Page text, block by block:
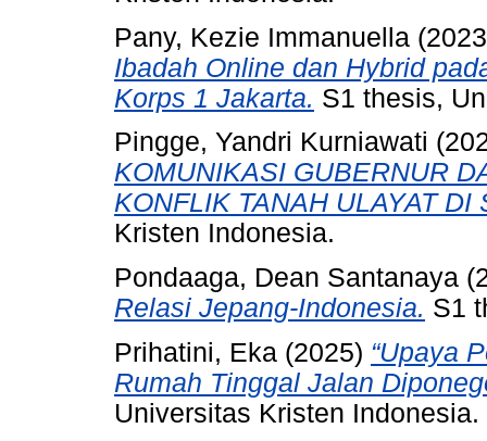
Pany, Kezie Immanuella
Ibadah Online dan Hybrid
Korps 1 Jakarta. S1 thesis,
Pingge, Yandri Kurniawati
KOMUNIKASI GUBERNUR
KONFLIK TANAH ULAYAT DI
Kristen Indonesia.
Pondaaga, Dean Santanaya
Relasi Jepang-Indonesia. S1
Prihatini, Eka (2025) “Upaya
Rumah Tinggal Jalan
Universitas Kristen Indonesia.